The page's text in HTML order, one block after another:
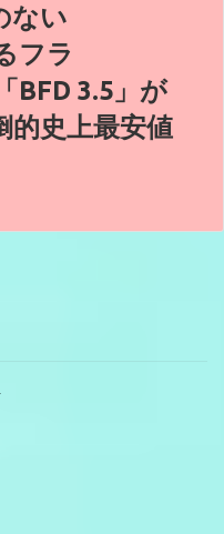
ない
フラ
BFD 3.5」が
的史上最安値